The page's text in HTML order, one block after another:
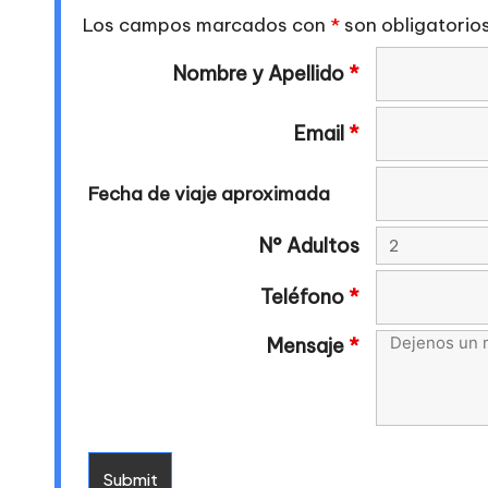
Los campos marcados con * son
Nombre y Apellido *
Email *
Fecha de viaje aproximada
N° Adultos
Teléfono *
Mensaje *